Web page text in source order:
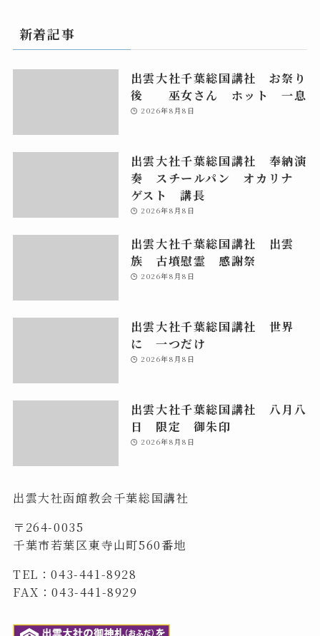
新着記事
出雲大社千葉総国講社 お祭り
後 巫女さん ホット 一息
2026年8月8日
出雲大社千葉総国講社 奉納演
奏 スチールパン オカリナ
ゲスト 講長
2026年8月8日
出雲大社千葉総国講社 出雲
族 古墳慰霊 感謝祭
2026年8月8日
出雲大社千葉総国講社 世界
に 一つだけ
2026年8月8日
出雲大社千葉総国講社 八月八
日 限定 御朱印
2026年8月8日
出雲大社函館教会千葉総国講社
〒264-0035
千葉市若葉区東寺山町560番地
TEL：043-441-8928
FAX：043-441-8929